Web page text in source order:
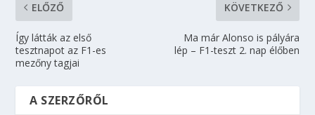
ELŐZŐ
Így látták az első
tesztnapot az F1-es
mezőny tagjai
KÖVETKEZŐ
Ma már Alonso is pályára
lép – F1-teszt 2. nap élőben
A SZERZŐRŐL